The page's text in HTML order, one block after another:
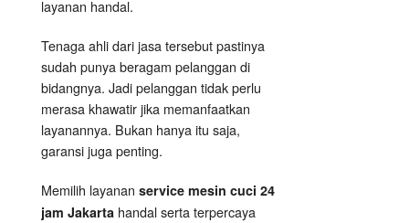
layanan handal.
Tenaga ahli dari jasa tersebut pastinya
sudah punya beragam pelanggan di
bidangnya. Jadi pelanggan tidak perlu
merasa khawatir jika memanfaatkan
layanannya. Bukan hanya itu saja,
garansi juga penting.
Memilih layanan service mesin cuci 24
jam Jakarta handal serta terpercaya